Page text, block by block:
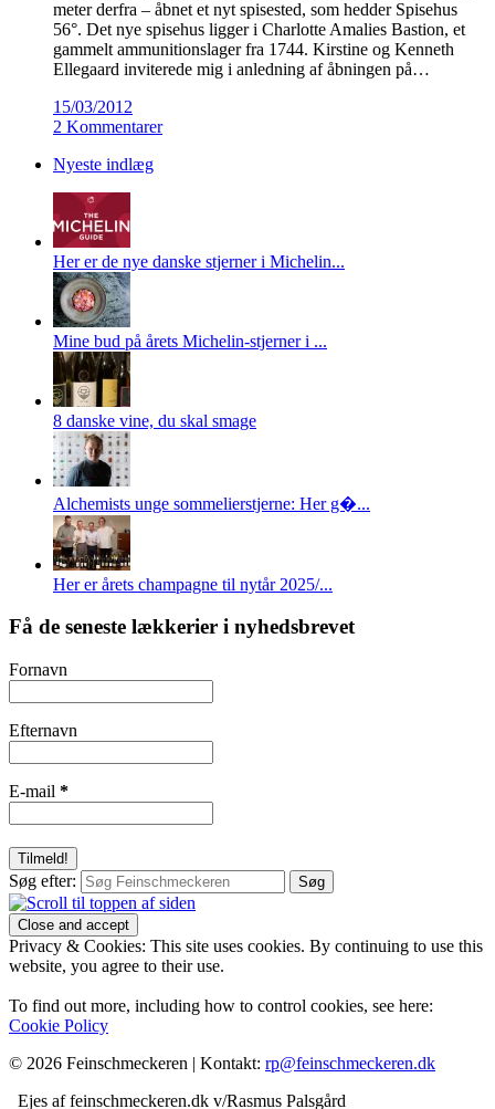
meter derfra – åbnet et nyt spisested, som hedder Spisehus
56°. Det nye spisehus ligger i Charlotte Amalies Bastion, et
gammelt ammunitionslager fra 1744. Kirstine og Kenneth
Ellegaard inviterede mig i anledning af åbningen på…
15/03/2012
2 Kommentarer
Nyeste indlæg
Her er de nye danske stjerner i Michelin...
Mine bud på årets Michelin-stjerner i ...
8 danske vine, du skal smage
Alchemists unge sommelierstjerne: Her g�...
Her er årets champagne til nytår 2025/...
Få de seneste lækkerier i nyhedsbrevet
Fornavn
Efternavn
E-mail *
Søg efter:
Privacy & Cookies: This site uses cookies. By continuing to use this
website, you agree to their use.
To find out more, including how to control cookies, see here:
Cookie Policy
© 2026 Feinschmeckeren | Kontakt: rp@feinschmeckeren.dk
Ejes af feinschmeckeren.dk v/Rasmus Palsgård